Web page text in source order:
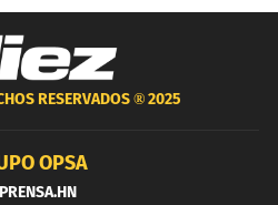
RESERVADOS ®2025
OPSA